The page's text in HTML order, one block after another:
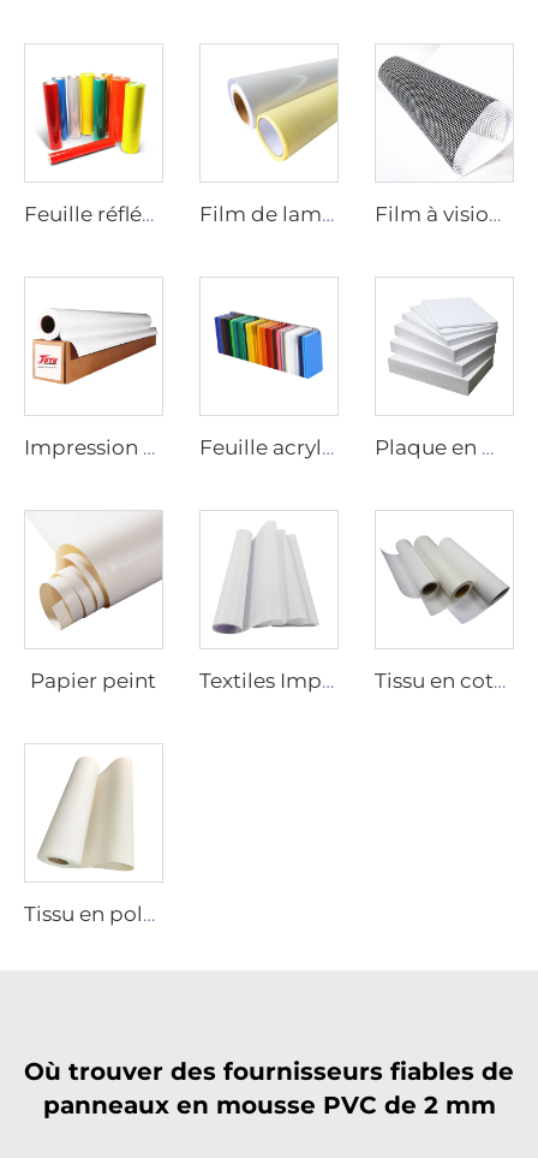
Feuille réfléchissante Film de laminage Film à vision unique
Impression numérique sur vinyle Feuille acrylique Plaque en mousse de PVC
Papier peint Textiles Imprimables Tissu en coton
Tissu en polyester
Où trouver des fournisseurs fiables de
panneaux en mousse PVC de 2 mm